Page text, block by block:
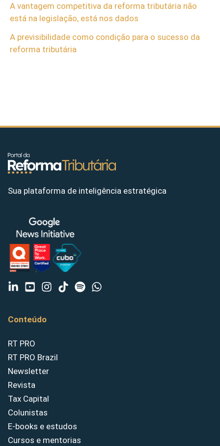
A vantagem competitiva da reforma tributária não
está na legislação, está nos dados
A previsibilidade como condição para o sucesso da
reforma tributária
Sua plataforma de inteligência estratégica
Conteúdo
RT PRO
RT PRO Brazil
Newsletter
Revista
Tax Capital
Colunistas
E-books e estudos
Cursos e mentorias